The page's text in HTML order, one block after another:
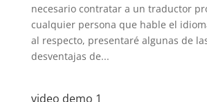
necesario contratar a un traductor
cualquier persona que hable el
al respecto, presentaré algunas de
desventajas de...
video demo 1